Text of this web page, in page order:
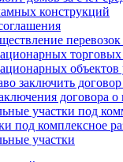
конструкций
торговых
объектов
заключить
договора
участки под
под комплексное
участки